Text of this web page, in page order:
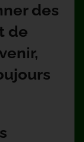
des
de